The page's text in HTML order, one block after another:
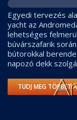
Egyedi tervezés
yacht az
lehetséges
búvárszafarik
bútorokkal
napozó dekk
TUDJ MEG TÖBBET